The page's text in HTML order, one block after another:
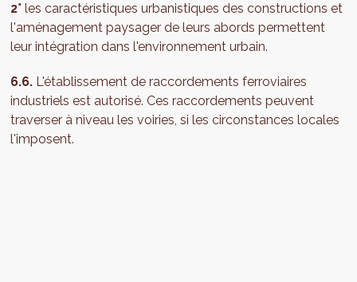
2° les caractéristiques urbanistiques des constructions et
l'aménagement paysager de leurs abords permettent
leur intégration dans l'environnement urbain.
6.6. L'établissement de raccordements ferroviaires
industriels est autorisé. Ces raccordements peuvent
traverser à niveau les voiries, si les circonstances locales
l'imposent.